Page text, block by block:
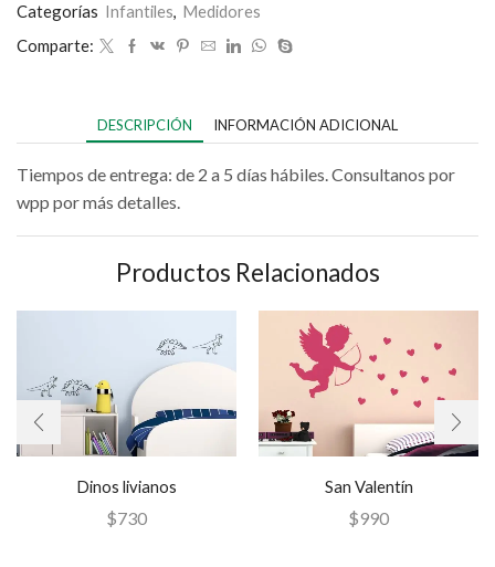
Categorías Infantiles, Medidores
Comparte:
DESCRIPCIÓN INFORMACIÓN ADICIONAL
Tiempos de entrega: de 2 a 5 días hábiles. Consultanos por
wpp por más detalles.
Productos Relacionados
Dinos livianos
$730
San Valentín
$990